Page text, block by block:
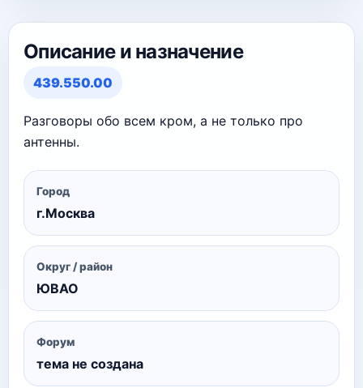
Описание и назначение
439.550.00
Разговоры обо всем кром, а не только про
антенны.
Город
г.Москва
Округ / район
ЮВАО
Форум
тема не создана